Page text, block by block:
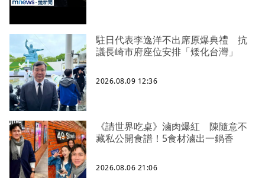
駐日代表李逸洋不出席原爆典禮 抗
議長崎市府座位安排「矮化台灣」
2026.08.09 12:36
《請世界吃桌》滷肉爆紅 陳隨意不
藏私公開食譜！5食材滷出一鍋香
2026.08.06 21:06